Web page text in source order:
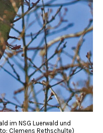
im NSG Luerwald und
Clemens Rethschulte)